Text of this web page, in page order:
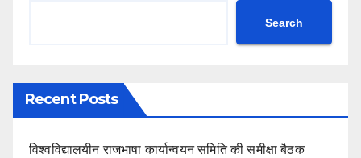
Search
Recent Posts
विश्वविद्यालयीन राजभाषा कार्यान्वयन समिति की समीक्षा बैठक